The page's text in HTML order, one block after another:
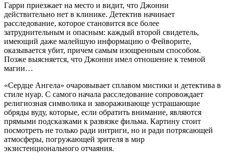
Гарри приезжает на место и видит, что Джонни
действительно нет в клинике. Детектив начинает
расследование, которое становится все более
затруднительным и опасным: каждый второй свидетель,
имеющий даже малейшую информацию о Фейворите,
оказывается убит, причем самым изощренным способом.
Позже выясняется, что Джонни имел отношение к темной
магии…
«Сердце Ангела» очаровывает сплавом мистики и детектива в
стиле нуар. С самого начала расследование сопровождает
религиозная символика и завораживающе устрашающие
обряды вуду, которые, если обратить внимание, являются
прямыми подсказками к развязке фильма. Картину стоит
посмотреть не только ради интриги, но и ради потрясающей
атмосферы, погружающей зрителя в мир
экзистенционального отчаяния.